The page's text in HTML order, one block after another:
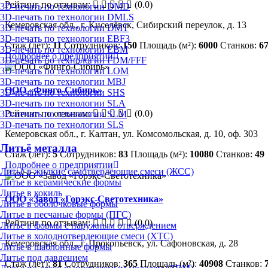
3D-печать по технологии DMD
3D-печать по технологии DMLS
3D-печать по технологии DMT
3D-печать по технологии EBF3
3D-печать по технологии EBM
3D-печать по технологии FDM/FFF
3D-печать по технологии LOM
3D-печать по технологии MBJ
3D-печать по технологии SHS
3D-печать по технологии SLA
3D-печать по технологии SLM
3D-печать по технологии SLS
Литьё металла
Литье в жидкие самотвердеющие смеси (ЖСС)
Литье в керамические формы
Литье в кокиль
Литье в оболочковые формы
Литье в песчаные формы (ПГС)
Литье в формы с наружным отверждением
Литье в холоднотвердеющие смеси (ХТС)
Литье в шаблонные формы
Литье под давлением
Рейтинг по отзывам:
(0.0)
Кемеровская обл., г. Киселёвск, Сибирский переулок, д. 13
Стаж (лет):11 Сотрудников:150 Площадь (м²): 6000 Станков: 67
Подробнее о предприятии
ООО «Финго-Сибирь»
Рейтинг по отзывам:
(0.0)
Кемеровская обл., г. Калтан, ул. Комсомольская, д. 10, оф. 303
Стаж (лет):5 Сотрудников: 83 Площадь (м²): 10080 Станков: 49
Подробнее о предприятии
ООО «Завод «Горэкс-Светотехника»
Рейтинг по отзывам:
(0.0)
Кемеровская обл., г. Прокопьевск, ул. Сафоновская, д. 28
Стаж (лет):81 Сотрудников: 365 Площадь (м²): 40908 Станков: